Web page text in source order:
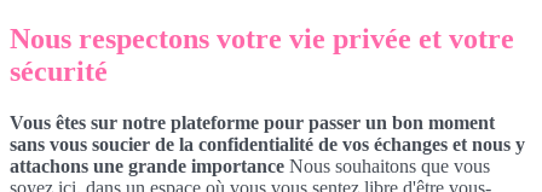
Nous respectons votre vie privée et votre
sécurité
Vous êtes sur notre plateforme pour passer un bon moment
sans vous soucier de la confidentialité de vos échanges et nous y
attachons une grande importance Nous souhaitons que vous
soyez ici, dans un espace où vous vous sentez libre d'être vous-